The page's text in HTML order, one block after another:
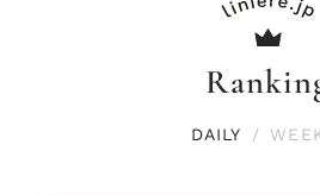
DAILY /